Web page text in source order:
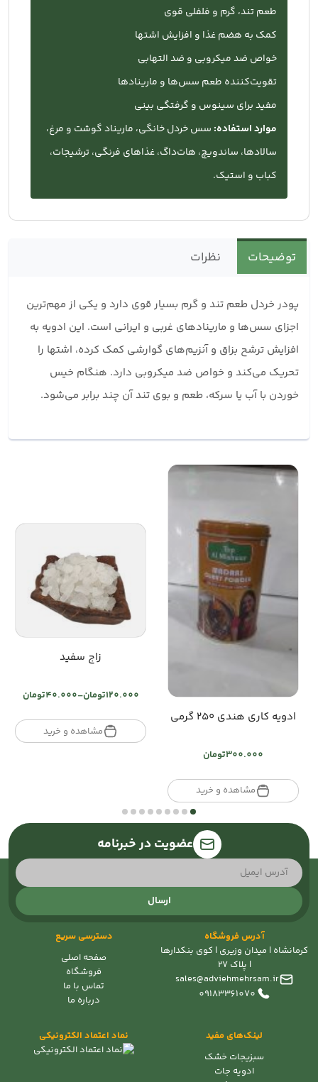
طعم تند، گرم و فلفلی قوی
کمک به هضم غذا و افزایش اشتها
خواص ضد میکروبی و ضد التهابی
تقویت‌کننده طعم سس‌ها و مارینادها
مفید برای سینوس و گرفتگی بینی
موارد استفاده: سس خردل خانگی، ماریناد گوشت و مرغ،
سالادها، ساندویچ، هات‌داگ، غذاهای فرنگی، ترشیجات،
کباب و استیک.
توضیحات نظرات
پودر خردل طعم تند و گرم بسیار قوی دارد و یکی از مهم‌ترین
اجزای سس‌ها و مارینادهای غربی و ایرانی است. این ادویه به
افزایش ترشح بزاق و آنزیم‌های گوارشی کمک کرده، اشتها را
تحریک می‌کند و خواص ضد میکروبی دارد. هنگام خیس
خوردن با آب یا سرکه، طعم و بوی تند آن چند برابر می‌شود.
ادویه کاری هندی ۲۵۰ گرمی
تومان300.000
مشاهده و خرید
زاج سفید
تومان120.000
– تومان40.000
Price
تومان40.000
through
مشاهده و خرید
عضویت در خبرنامه
ارسال
آدرس فروشگاه
کرمانشاه | میدان وزیری | کوی بنکدارها
| پلاک 27
sales@adviehmehrsam.ir
09183361070
دسترسی سریع
صفحه اصلی
فروشگاه
تماس با ما
درباره ما
لینک‌های مفید
سبزیجات خشک
ادویه جات
نماد اعتماد الکترونیکی